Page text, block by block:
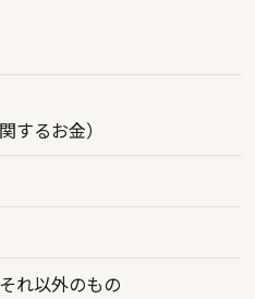
するお金）
れ以外のもの